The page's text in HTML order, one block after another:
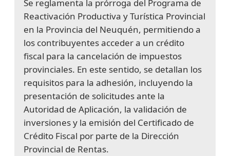
Se reglamenta la prórroga del Programa de
Reactivación Productiva y Turística Provincial
en la Provincia del Neuquén, permitiendo a
los contribuyentes acceder a un crédito
fiscal para la cancelación de impuestos
provinciales. En este sentido, se detallan los
requisitos para la adhesión, incluyendo la
presentación de solicitudes ante la
Autoridad de Aplicación, la validación de
inversiones y la emisión del Certificado de
Crédito Fiscal por parte de la Dirección
Provincial de Rentas.